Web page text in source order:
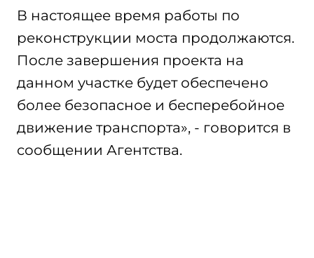
В настоящее время работы по
реконструкции моста продолжаются.
После завершения проекта на
данном участке будет обеспечено
более безопасное и бесперебойное
движение транспорта», - говорится в
сообщении Агентства.